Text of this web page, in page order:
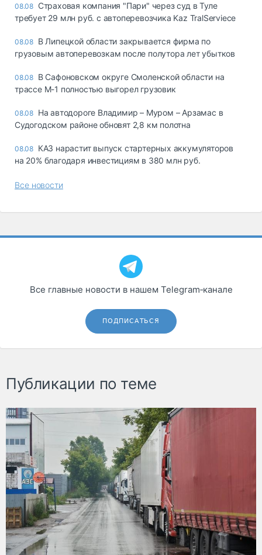
08.08 Страховая компания "Пари" через суд в Туле
требует 29 млн руб. с автоперевозчика Kaz TralServiece
08.08 В Липецкой области закрывается фирма по
грузовым автоперевозкам после полутора лет убытков
08.08 В Сафоновском округе Смоленской области на
трассе М-1 полностью выгорел грузовик
08.08 На автодороге Владимир – Муром – Арзамас в
Судогодском районе обновят 2,8 км полотна
08.08 КАЗ нарастит выпуск стартерных аккумуляторов
на 20% благодаря инвестициям в 380 млн руб.
Все новости
Все главные новости в нашем Telegram‑канале
ПОДПИСАТЬСЯ
Публикации по теме